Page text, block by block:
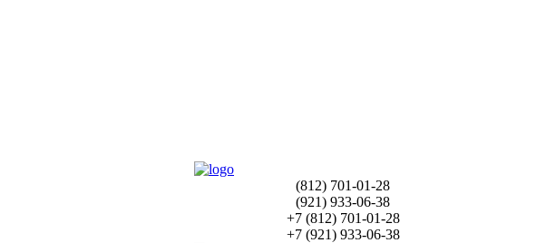
(812) 701-01-28
(921) 933-06-38
+7(812) 701-01-28
+7(921) 933-06-38